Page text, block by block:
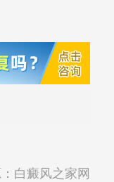
白癜风之家网